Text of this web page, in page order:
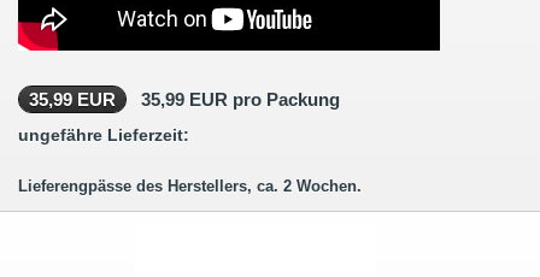
35,99 EUR 35,99 EUR pro Packung
ungefähre Lieferzeit:
Lieferengpässe des Herstellers, ca. 2 Wochen.